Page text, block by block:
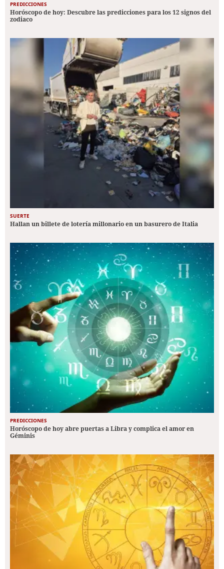
PREDICCIONES
Horóscopo de hoy: Descubre las predicciones para los 12 signos del
zodiaco
SUERTE
Hallan un billete de lotería millonario en un basurero de Italia
PREDICCIONES
Horóscopo de hoy abre puertas a Libra y complica el amor en
Géminis